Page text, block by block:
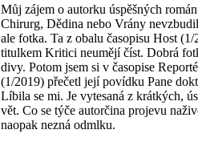
Můj zájem o autorku úspěšných
Chirurg, Dědina nebo Vrány
ale fotka. Ta z obalu časopisu Host (1/
titulkem Kritici neumějí číst. Dobrá
divy. Potom jsem si v časopise
(1/2019) přečetl její povídku Pane
Líbila se mi. Je vytesaná z krátkých,
vět. Co se týče autorčina projevu
naopak nezná odmlku.